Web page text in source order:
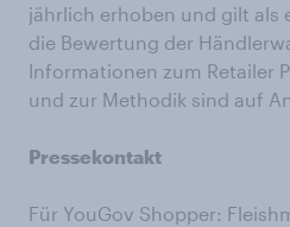
jährlich erhoben und gilt als
die Bewertung der
Informationen zum Retailer
und zur Methodik sind auf
Pressekontakt
Für YouGov Shopper: